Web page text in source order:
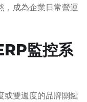
，成為企業日常營運
監控系
或雙週度的品牌關鍵